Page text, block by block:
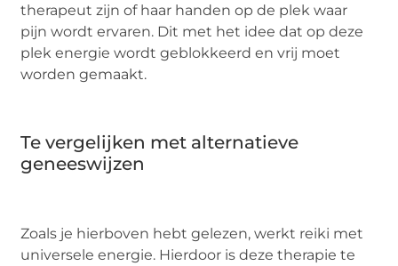
therapeut zijn of haar handen op de plek waar
pijn wordt ervaren. Dit met het idee dat op deze
plek energie wordt geblokkeerd en vrij moet
worden gemaakt.
Te vergelijken met alternatieve
geneeswijzen
Zoals je hierboven hebt gelezen, werkt reiki met
universele energie. Hierdoor is deze therapie te